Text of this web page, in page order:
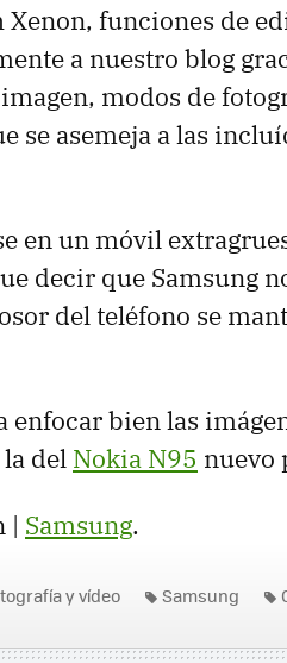
Xenon, funciones de
a nuestro blog
modos de
se asemeja a las
en un móvil
decir que Samsung
del teléfono se
enfocar bien las
del Nokia N95 nuevo
| Samsung.
y vídeo Samsung